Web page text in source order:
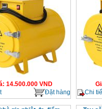
: 14.500.000 VND
Đặt hàng
Chi